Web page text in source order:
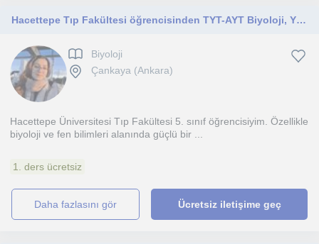
Hacettepe Tıp Fakültesi öğrencisinden TYT-AYT Biyoloji, YKS çalışma programı, Haftalık takip ve motivasyon
Biyoloji
Çankaya (Ankara)
Hacettepe Üniversitesi Tıp Fakültesi 5. sınıf öğrencisiyim. Özellikle
biyoloji ve fen bilimleri alanında güçlü bir ...
1. ders ücretsiz
daha fazlasını gör Ücretsiz iletişime geç